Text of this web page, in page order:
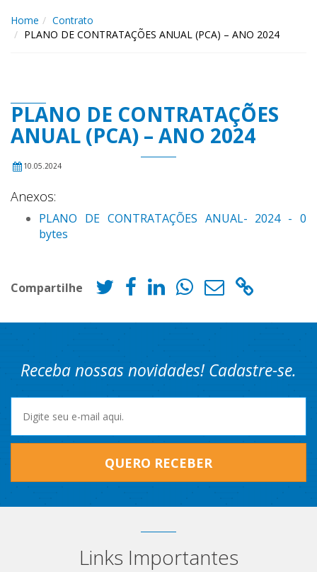
Home
Contrato
PLANO DE CONTRATAÇÕES ANUAL (PCA) – ANO 2024
PLANO DE CONTRATAÇÕES
ANUAL (PCA) – ANO 2024
10.05.2024
Anexos:
PLANO DE CONTRATAÇÕES ANUAL- 2024 - 0
bytes
Compartilhe
Receba nossas novidades! Cadastre-se.
QUERO RECEBER
Links Importantes